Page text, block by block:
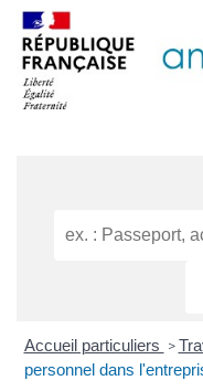
Accueil particuliers >
personnel dans